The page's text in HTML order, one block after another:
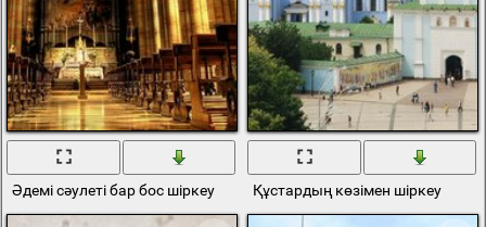
Әдемі сәулеті бар бос шіркеу Құстардың көзімен шіркеу